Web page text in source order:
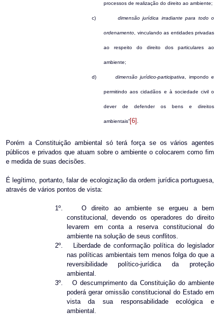
processos de realização do direito ao ambiente;
c) dimensão jurídica irradiante para todo o
ordenamento, vinculando as entidades privadas
ao respeito do direito dos particulares ao
ambiente;
d) dimensão jurídico-participativa, impondo e
permitindo aos cidadãos e à sociedade civil o
dever de defender os bens e direitos
ambientais”[6].
Porém a Constituição ambiental só terá força se os vários agentes
públicos e privados que atuam sobre o ambiente o colocarem como fim
e medida de suas decisões.
É legítimo, portanto, falar de ecologização da ordem jurídica portuguesa,
através de vários pontos de vista:
1º.
O direito ao ambiente se ergueu a bem
constitucional, devendo os operadores do direito
levarem em conta a reserva constitucional do
ambiente na solução de seus conflitos.
2º.
Liberdade de conformação política do legislador
nas políticas ambientais tem menos folga do que a
reversibilidade político-jurídica da proteção
ambiental.
3º.
O descumprimento da Constituição do ambiente
poderá gerar omissão constitucional do Estado em
vista da sua responsabilidade ecológica e
ambiental.